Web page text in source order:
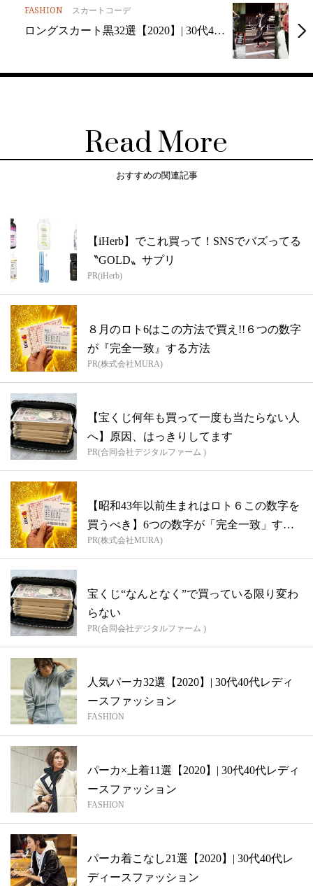
FASHION スカートコーデ
ロングスカート黒32選【2020】| 30代4…
Read More
おすすめの関連記事
【iHerb】でこれ買って！SNSでバズってる
〝GOLD〟サプリ
PR(iHerb)
８月のロト6はこの方法で買え!!６つの数字
が『完全一致』する方法
PR(株式会社MURA)
【宝くじ何年も買って一度も当たらない人
へ】原因、はっきりしてます
PR(合同会社デジタルファーム )
【昭和43年以前生まれはロト６この数字を
買うべき】6つの数字が「完全一致」する
方...
PR(株式会社MURA)
宝くじ“なんとなく”で買っている限り変わ
らない
PR(合同会社デジタルファーム )
人気パーカ32選【2020】| 30代40代レディ
ースファッション
FASHION
パーカ×上着11選【2020】| 30代40代レディ
ースファッション
FASHION
パーカ着こなし21選【2020】| 30代40代レ
ディースファッション